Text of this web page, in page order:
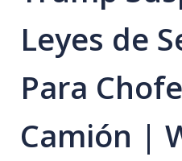
Leyes de
Para
Camión |